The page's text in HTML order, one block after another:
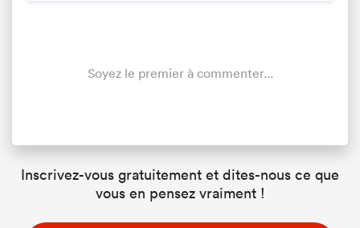
Soyez le premier à commenter...
Inscrivez-vous gratuitement et dites-nous ce que
vous en pensez vraiment !